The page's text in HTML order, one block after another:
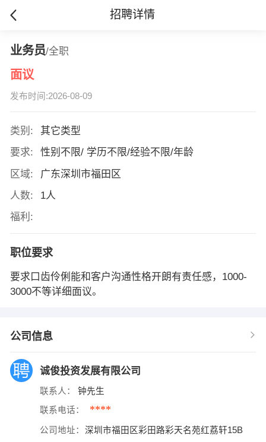
招聘详情
业务员/全职
面议
发布时间:2026-08-09
类别:
其它类型
要求:
性别不限/ 学历不限/经验不限/年龄
区域:
广东深圳市福田区
人数:
1人
福利:
职位要求
要求口齿伶俐能和客户沟通性格开朗有责任感，1000-
3000不等详细面议。
公司信息
诚俊投资发展有限公司
联系人： 钟先生
联系电话： ****
公司地址： 深圳市福田区彩田路彩天名苑红荔轩15B